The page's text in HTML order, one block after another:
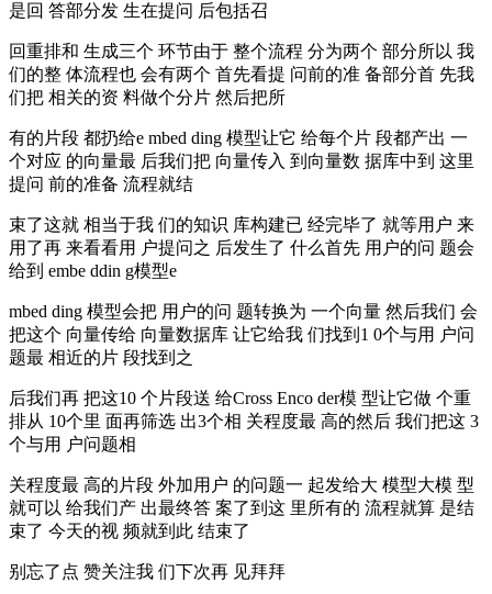
是回 答部分发 生在提问 后包括召
回重排和 生成三个 环节由于 整个流程 分为两个 部分所以 我
们的整 体流程也 会有两个 首先看提 问前的准 备部分首 先我
们把 相关的资 料做个分片 然后把所
有的片段 都扔给e mbed ding 模型让它 给每个片 段都产出 一
个对应 的向量最 后我们把 向量传入 到向量数 据库中到 这里
提问 前的准备 流程就结
束了这就 相当于我 们的知识 库构建已 经完毕了 就等用户 来
用了再 来看看用 户提问之 后发生了 什么首先 用户的问 题会
给到 embe ddin g模型e
mbed ding 模型会把 用户的问 题转换为 一个向量 然后我们 会
把这个 向量传给 向量数据库 让它给我 们找到1 0个与用 户问
题最 相近的片 段找到之
后我们再 把这10 个片段送 给Cross Enco der模 型让它做 个重
排从 10个里 面再筛选 出3个相 关程度最 高的然后 我们把这 3
个与用 户问题相
关程度最 高的片段 外加用户 的问题一 起发给大 模型大模 型
就可以 给我们产 出最终答 案了到这 里所有的 流程就算 是结
束了 今天的视 频就到此 结束了
别忘了点 赞关注我 们下次再 见拜拜